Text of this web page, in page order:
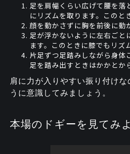
足を肩幅くらい広げて腰を落
にリズムを取ります。このと
顔を動かさずに胸を前後に動
足が浮かないように左右ごと
ます。このときに膝でもリズ
片足ずつ足踏みしながら身体
足を踏み出すときはかかとか
肩に力が入りやすい振り付け
うに意識してみましょう。
本場のドギーを見てみ